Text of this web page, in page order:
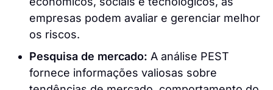
empresas podem avaliar e gerenciar melhor
os riscos.
Pesquisa de mercado: A análise PEST
fornece informações valiosas sobre